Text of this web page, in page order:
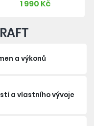
1 990 Kč
a výkonů
a vlastního vývoje